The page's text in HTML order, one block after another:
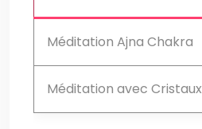
Méditation Ajna Chakra
Méditation avec Cristaux